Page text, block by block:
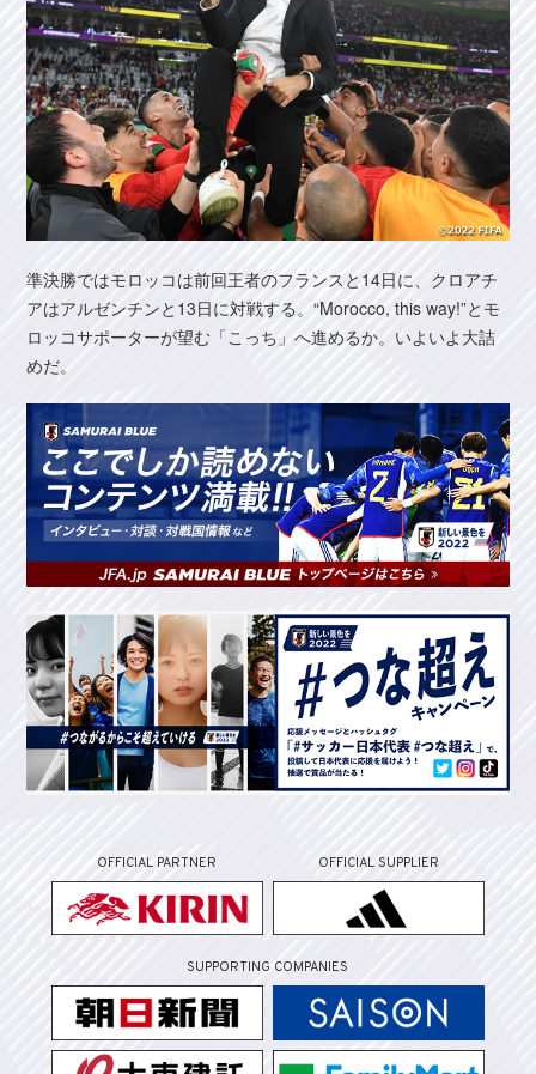
準決勝ではモロッコは前回王者のフランスと14日に、クロアチ
アはアルゼンチンと13日に対戦する。“Morocco, this way!”とモ
ロッコサポーターが望む「こっち」へ進めるか。いよいよ大詰
めだ。
OFFICIAL PARTNER OFFICIAL SUPPLIER
SUPPORTING COMPANIES